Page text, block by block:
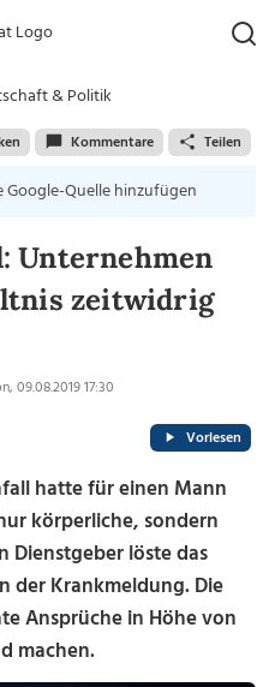
& Politik
Kommentare Teilen
Quelle hinzufügen
Unternehmen
zeitwidrig
09.08.2019 17:30
Vorlesen
hatte für einen Mann
körperliche, sondern
Dienstgeber löste das
der Krankmeldung. Die
Ansprüche in Höhe von
machen.